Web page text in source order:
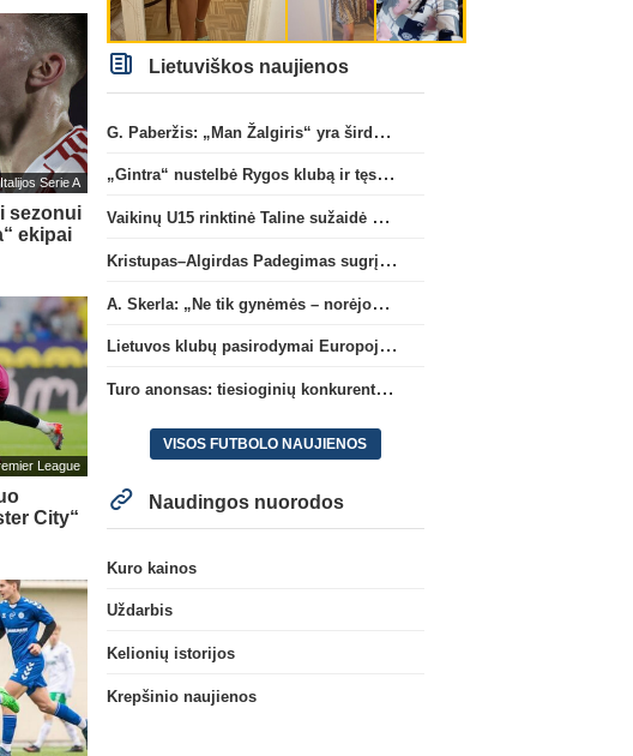
Italijos Serie A
sezonui
ekipai
League
City“
Lietuviškos naujienos
G. Paberžis: „Man Žalgiris“ yra širdyje“
„Gintra“ nustelbė Rygos klubą ir tęs kovas UEFA Europos taurės atrankoje
Vaikinų U15 rinktinė Taline sužaidė pirmąsias kontrolines rungtynes
Kristupas–Algirdas Padegimas sugrįžta į FC „Hegelmann” B sudėtį
A. Skerla: „Ne tik gynėmės – norėjome atakuoti“
Lietuvos klubų pasirodymai Europoje: patirti pralaimėjimai Kroatijos atstovams
Turo anonsas: tiesioginių konkurentų dvikova Gargžduose
VISOS FUTBOLO NAUJIENOS
Naudingos nuorodos
Kuro kainos
Uždarbis
Kelionių istorijos
Krepšinio naujienos